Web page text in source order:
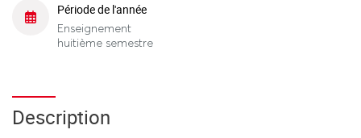
Période de l'année
Enseignement
huitième semestre
Description